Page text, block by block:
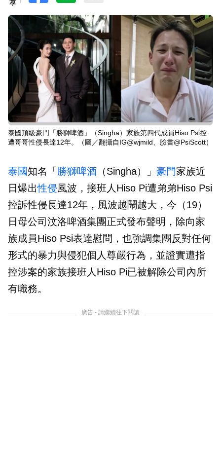
泰國頂級豪門「勝獅啤酒」（Singha）家族第四代成員Hiso Psi控
遭哥哥性侵長達12年。（圖／翻攝自IG@wjmild、臉書@PsiScott）
泰國知名「 勝獅啤酒 （Singha）」 豪門家族近
日爆出性侵風波，接班人Hiso Pi遭弟弟Hiso Psi
控訴性侵長達12年，風波越鬧越大，今（19）
日母公司汶洛啤酒集團正式發布聲明，除向家
族成員Hiso Psi表達慰問，也強調集團反對任何
形式的暴力與侵犯個人尊嚴行為，並證實遭指
控涉案的家族接班人Hiso Pi已被解除公司內所
有職務。
廣告 - 請繼續往下閱讀